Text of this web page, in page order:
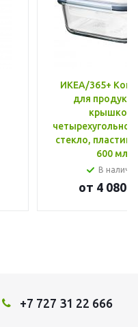
ИКЕА/365+
для
крышкой,
стекло, пластик
600 мл
В
от 4 080 ₸
+7 727 31 22 666